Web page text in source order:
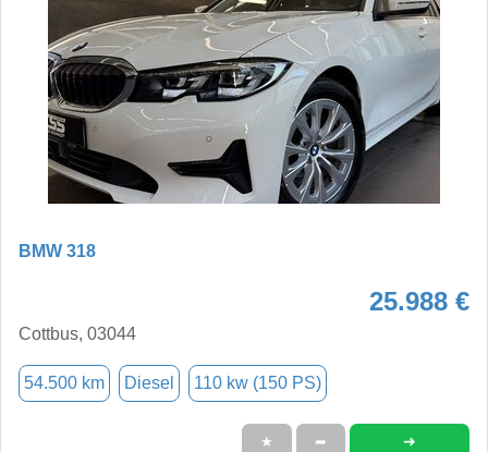
BMW 318
25.988 €
Cottbus, 03044
54.500 km Diesel 110 kw (150 PS)
★ ➦ ➜